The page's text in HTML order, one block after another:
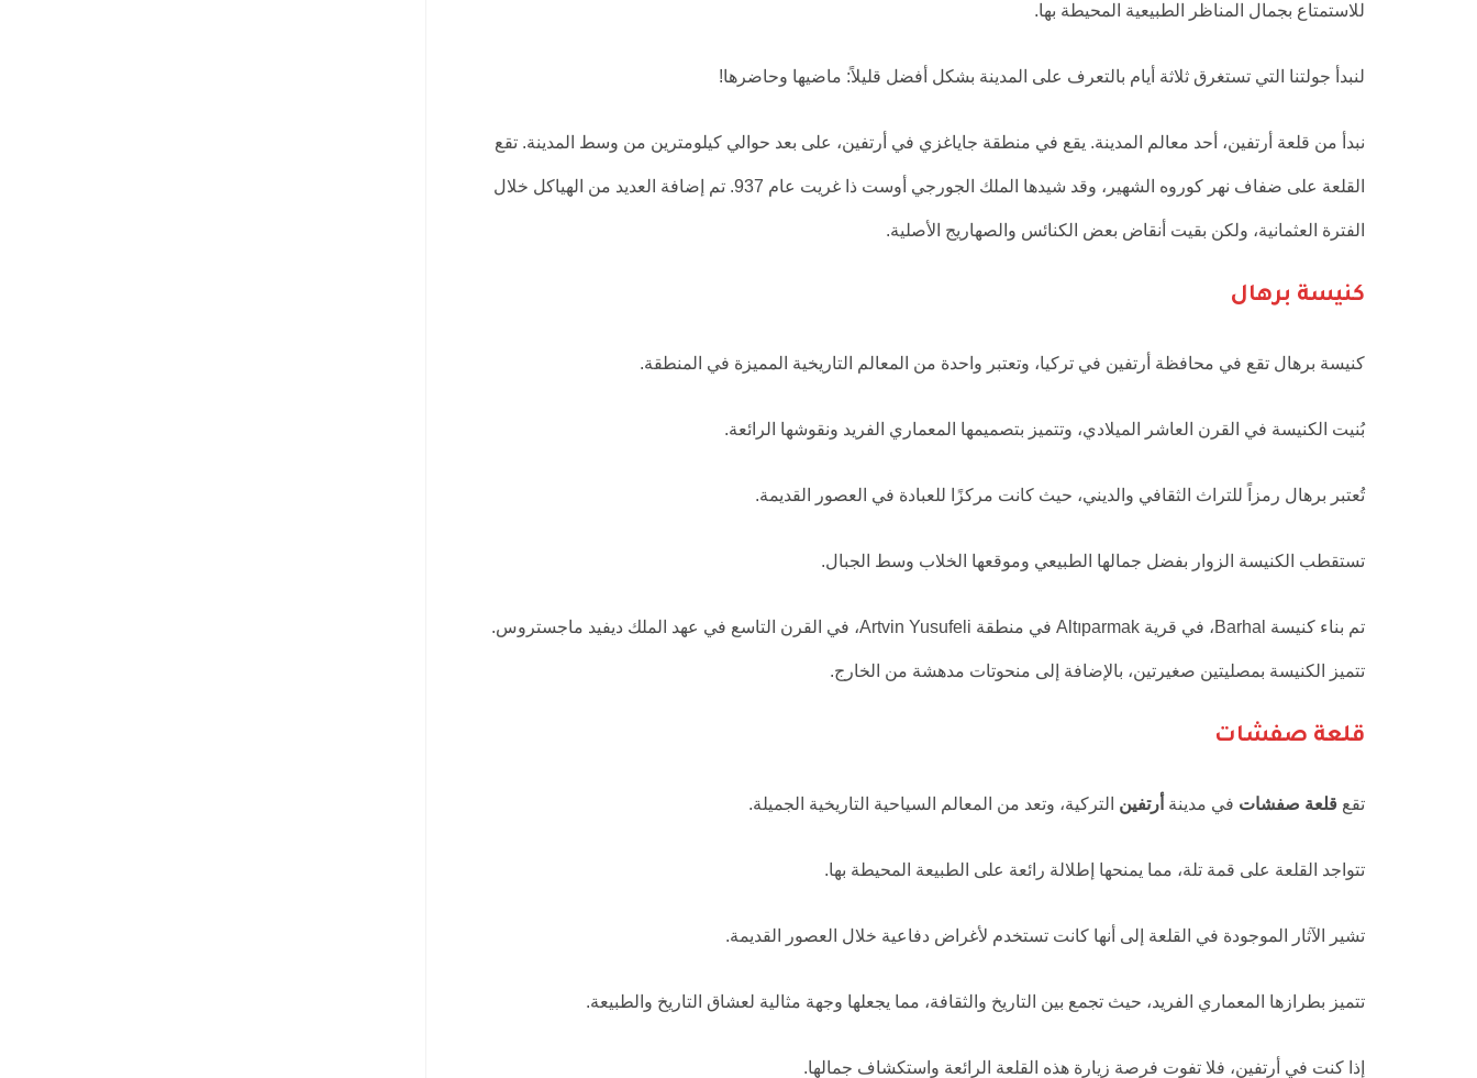
للاستمتاع بجمال المناظر الطبيعية المحيطة بها.
لنبدأ جولتنا التي تستغرق ثلاثة أيام بالتعرف على المدينة بشكل أفضل قليلاً: ماضيها وحاضرها!
نبدأ من قلعة أرتفين، أحد معالم المدينة. يقع في منطقة جاياغزي في أرتفين، على بعد حوالي كيلومترين من وسط المدينة. تقع
القلعة على ضفاف نهر كوروه الشهير، وقد شيدها الملك الجورجي أوست ذا غريت عام 937. تم إضافة العديد من الهياكل خلال
الفترة العثمانية، ولكن بقيت أنقاض بعض الكنائس والصهاريج الأصلية.
كنيسة برهال
كنيسة برهال تقع في محافظة أرتفين في تركيا، وتعتبر واحدة من المعالم التاريخية المميزة في المنطقة.
بُنيت الكنيسة في القرن العاشر الميلادي، وتتميز بتصميمها المعماري الفريد ونقوشها الرائعة.
تُعتبر برهال رمزاً للتراث الثقافي والديني، حيث كانت مركزًا للعبادة في العصور القديمة.
تستقطب الكنيسة الزوار بفضل جمالها الطبيعي وموقعها الخلاب وسط الجبال.
تم بناء كنيسة Barhal، في قرية Altıparmak في منطقة Artvin Yusufeli، في القرن التاسع في عهد الملك ديفيد ماجستروس.
تتميز الكنيسة بمصليتين صغيرتين، بالإضافة إلى منحوتات مدهشة من الخارج.
قلعة صفشات
تقع قلعة صفشات في مدينة أرتفين التركية، وتعد من المعالم السياحية التاريخية الجميلة.
تتواجد القلعة على قمة تلة، مما يمنحها إطلالة رائعة على الطبيعة المحيطة بها.
تشير الآثار الموجودة في القلعة إلى أنها كانت تستخدم لأغراض دفاعية خلال العصور القديمة.
تتميز بطرازها المعماري الفريد، حيث تجمع بين التاريخ والثقافة، مما يجعلها وجهة مثالية لعشاق التاريخ والطبيعة.
إذا كنت في أرتفين، فلا تفوت فرصة زيارة هذه القلعة الرائعة واستكشاف جمالها.